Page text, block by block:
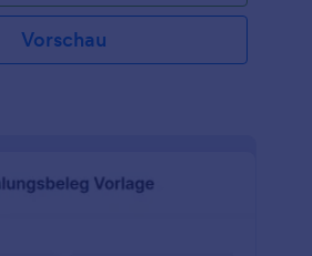
Vorschau